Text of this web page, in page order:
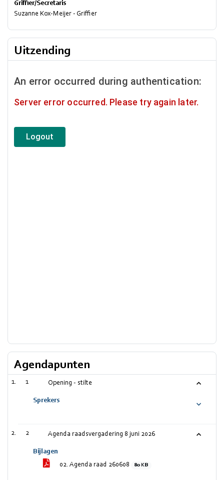
Griffier/Secretaris
Suzanne Kox-Meijer - Griffier
Uitzending
Agendapunten
1 Opening - stilte
Sprekers
2 Agenda raadsvergadering 8 juni 2026
Bijlagen
02. Agenda raad 260608
80 KB